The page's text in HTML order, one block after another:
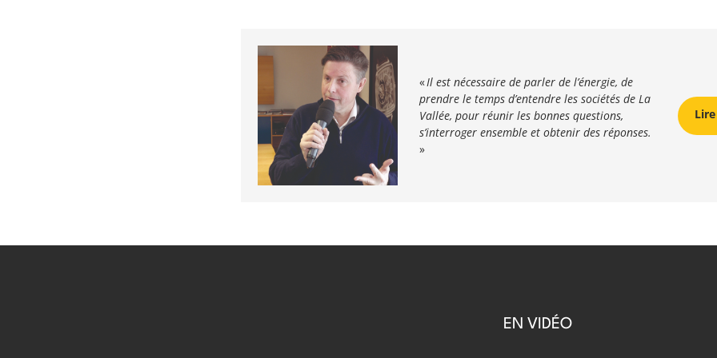
«Il est nécessaire de parler de l’énergie, de
prendre le temps d’entendre les sociétés de La
Vallée, pour réunir les bonnes questions,
s’interroger ensemble et obtenir des réponses.
»
EN VIDÉO